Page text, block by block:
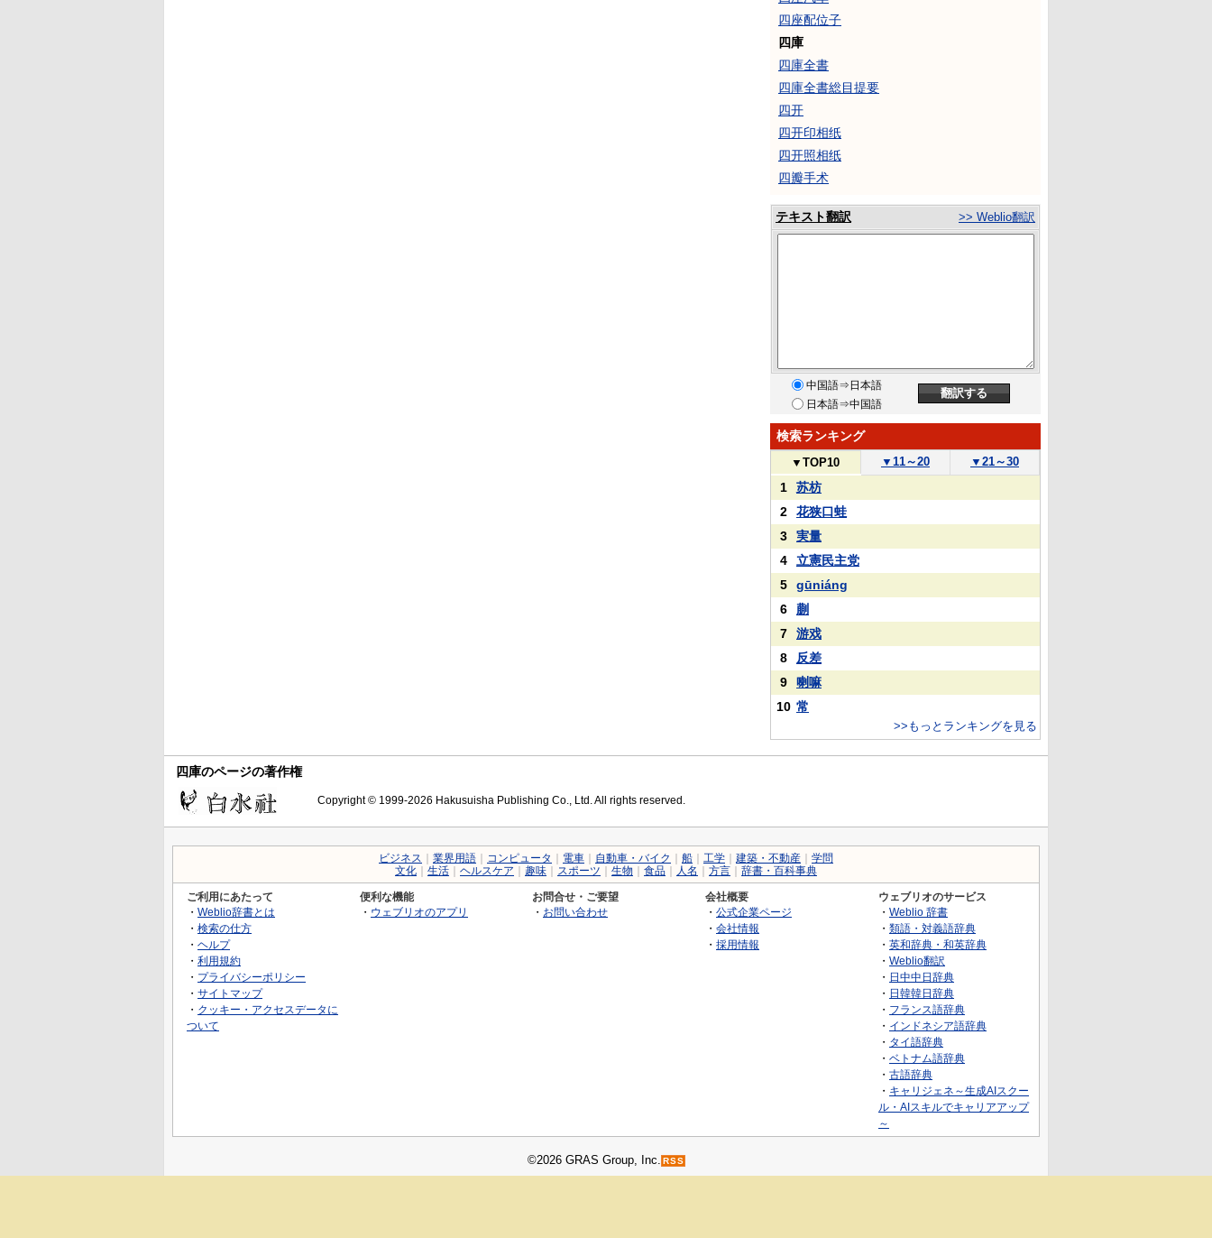
四座配位子
四庫
四庫全書
四庫全書総目提要
四开
四开印相纸
四开照相纸
四瓣手术
テキスト翻訳 >> Weblio翻訳
中国語⇒日本語
日本語⇒中国語
検索ランキング
▼ TOP10 ▼ 11～20 ▼ 21～30
1
苏枋
2
花狭口蛙
3
実量
4
立憲民主党
5
gūniáng
6
蒯
7
游戏
8
反差
9
喇嘛
10 常
>>もっとランキングを見る
四庫のページの著作権
Copyright © 1999-2026 Hakusuisha Publishing Co., Ltd. All rights reserved.
ビジネス 業界用語 コンピュータ 電車 自動車・バイク 船 工学 建築・不動産
学問
文化
生活 ヘルスケア 趣味 スポーツ 生物 食品 人名 方言 辞書・百科事典
ご利用にあたって
・ Weblio辞書とは
・ 検索の仕方
・ ヘルプ
・ 利用規約
・ プライバシーポリシー
・ サイトマップ
・ クッキー・アクセスデータに
ついて
便利な機能
・ ウェブリオのアプリ
お問合せ・ご要望
・ お問い合わせ
会社概要
・ 公式企業ページ
・ 会社情報
・ 採用情報
ウェブリオのサービス
・ Weblio 辞書
・ 類語・対義語辞典
・ 英和辞典・和英辞典
・ Weblio翻訳
・ 日中中日辞典
・ 日韓韓日辞典
・ フランス語辞典
・ インドネシア語辞典
・ タイ語辞典
・ ベトナム語辞典
・ 古語辞典
・ キャリジェネ～生成AIスクー
ル・AIスキルでキャリアアップ
～
©2026 GRAS Group, Inc. RSS